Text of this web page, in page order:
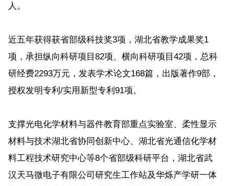
人。
近五年获得获省部级科技奖3项，湖北省教学成果奖1
项，承担纵向科研项目82项、横向科研项目42项，总科
研经费2293万元，发表学术论文168篇，出版著作9部，
授权发明专利/实用新型专利91项。
支撑光电化学材料与器件教育部重点实验室、柔性显示
材料与技术湖北省协同创新中心、湖北省光通信化学材
料工程技术研究中心等8个省部级科研平台，湖北省武
汉天马微电子有限公司研究生工作站及华烁产学研一体